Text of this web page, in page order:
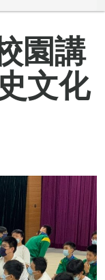
園講
文化